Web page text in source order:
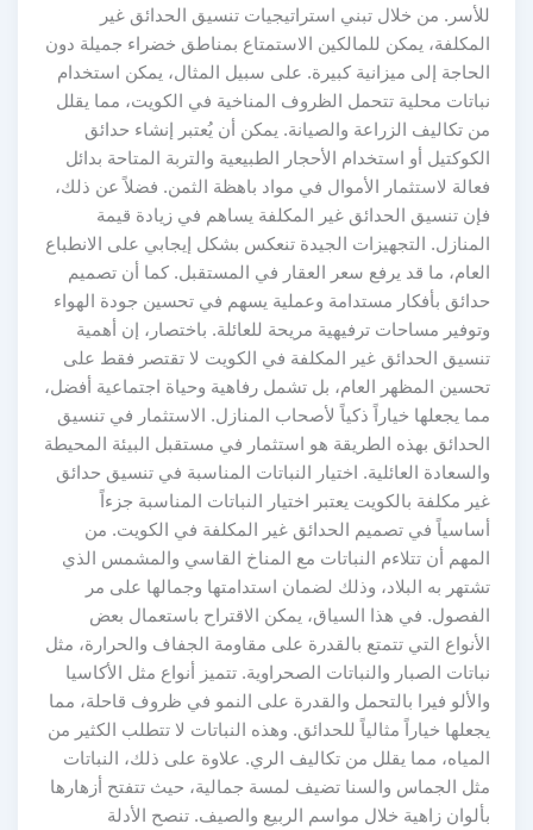
للأسر. من خلال تبني استراتيجيات تنسيق الحدائق غير
المكلفة، يمكن للمالكين الاستمتاع بمناطق خضراء جميلة دون
الحاجة إلى ميزانية كبيرة. على سبيل المثال، يمكن استخدام
نباتات محلية تتحمل الظروف المناخية في الكويت، مما يقلل
من تكاليف الزراعة والصيانة. يمكن أن يُعتبر إنشاء حدائق
الكوكتيل أو استخدام الأحجار الطبيعية والتربة المتاحة بدائل
فعالة لاستثمار الأموال في مواد باهظة الثمن. فضلاً عن ذلك،
فإن تنسيق الحدائق غير المكلفة يساهم في زيادة قيمة
المنازل. التجهيزات الجيدة تنعكس بشكل إيجابي على الانطباع
العام، ما قد يرفع سعر العقار في المستقبل. كما أن تصميم
حدائق بأفكار مستدامة وعملية يسهم في تحسين جودة الهواء
وتوفير مساحات ترفيهية مريحة للعائلة. باختصار، إن أهمية
تنسيق الحدائق غير المكلفة في الكويت لا تقتصر فقط على
تحسين المظهر العام، بل تشمل رفاهية وحياة اجتماعية أفضل،
مما يجعلها خياراً ذكياً لأصحاب المنازل. الاستثمار في تنسيق
الحدائق بهذه الطريقة هو استثمار في مستقبل البيئة المحيطة
والسعادة العائلية. اختيار النباتات المناسبة في تنسيق حدائق
غير مكلفة بالكويت يعتبر اختيار النباتات المناسبة جزءاً
أساسياً في تصميم الحدائق غير المكلفة في الكويت. من
المهم أن تتلاءم النباتات مع المناخ القاسي والمشمس الذي
تشتهر به البلاد، وذلك لضمان استدامتها وجمالها على مر
الفصول. في هذا السياق، يمكن الاقتراح باستعمال بعض
الأنواع التي تتمتع بالقدرة على مقاومة الجفاف والحرارة، مثل
نباتات الصبار والنباتات الصحراوية. تتميز أنواع مثل الأكاسيا
والألو فيرا بالتحمل والقدرة على النمو في ظروف قاحلة، مما
يجعلها خياراً مثالياً للحدائق. وهذه النباتات لا تتطلب الكثير من
المياه، مما يقلل من تكاليف الري. علاوة على ذلك، النباتات
مثل الجماس والسنا تضيف لمسة جمالية، حيث تتفتح أزهارها
بألوان زاهية خلال مواسم الربيع والصيف. تنصح الأدلة